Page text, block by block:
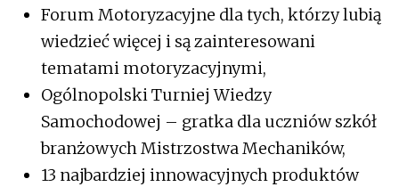
Forum Motoryzacyjne dla tych, którzy lubią
wiedzieć więcej i są zainteresowani
tematami motoryzacyjnymi,
Ogólnopolski Turniej Wiedzy
Samochodowej – gratka dla uczniów szkół
branżowych Mistrzostwa Mechaników,
13 najbardziej innowacyjnych produktów